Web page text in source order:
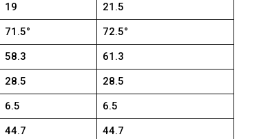
19
21.5
71.5°
72.5°
58.3
61.3
28.5
28.5
6.5
6.5
44.7
44.7